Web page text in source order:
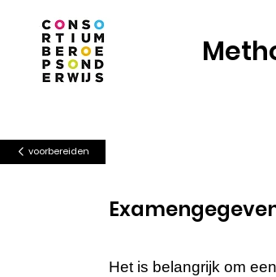
voorbereiden
Het is belangrijk om